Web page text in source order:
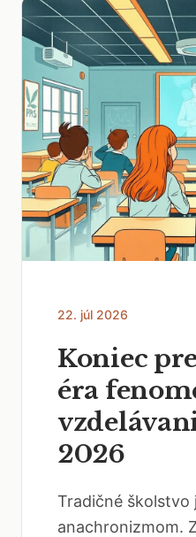
22. júl 2026
Koniec
éra
2026
Tradičné školstvo
anachronizmom.